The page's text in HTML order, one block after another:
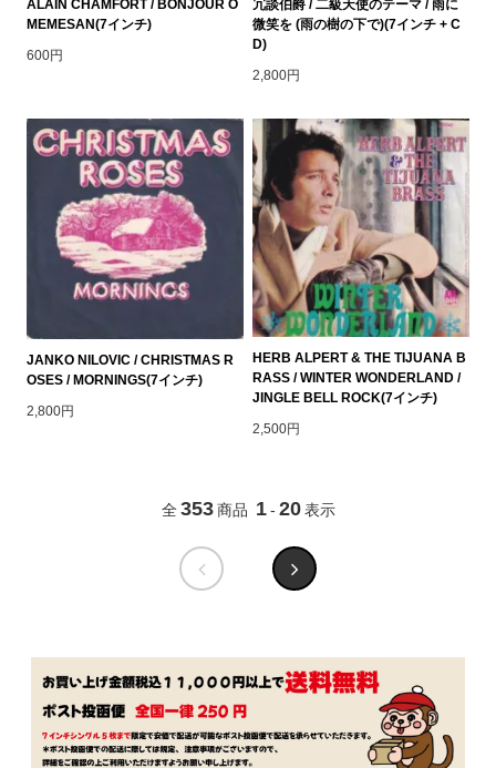
ALAIN CHAMFORT / BONJOUR O
MEMESAN(7インチ)
600円
冗談伯爵 / 二級天使のテーマ / 雨に
微笑を (雨の樹の下で)(7インチ + C
D)
2,800円
JANKO NILOVIC / CHRISTMAS R
OSES / MORNINGS(7インチ)
2,800円
HERB ALPERT & THE TIJUANA B
RASS / WINTER WONDERLAND /
JINGLE BELL ROCK(7インチ)
2,500円
全 353 商品 1 - 20 表示